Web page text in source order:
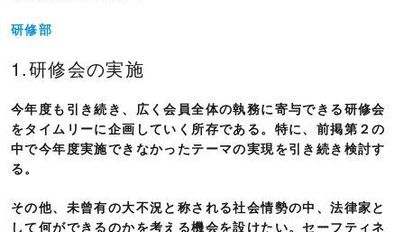
研修部
1.研修会の実施
今年度も引き続き、広く会員全体の執務に寄与できる研修会
をタイムリーに企画していく所存である。特に、前掲第２の
中で今年度実施できなかったテーマの実現を引き続き検討す
る。
その他、未曾有の大不況と称される社会情勢の中、法律家と
して何ができるのかを考える機会を設けたい。セーフティネ